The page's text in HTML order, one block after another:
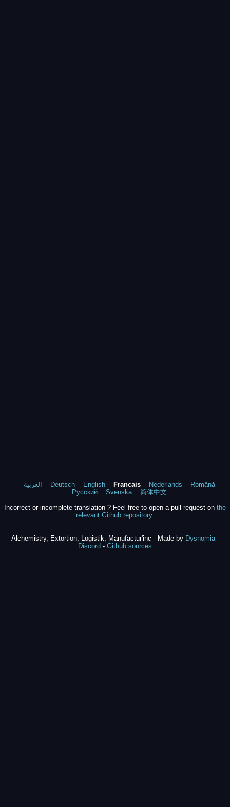
العربية Deutsch English Francais Nederlands
Română
Русский
Svenska
简体中文
Incorrect or incomplete translation ? Feel free to open a pull request on the
relevant Github repository.
Alchemistry, Extortion, Logistik, Manufactur'inc - Made by Dysnomia-
Discord - Github sources